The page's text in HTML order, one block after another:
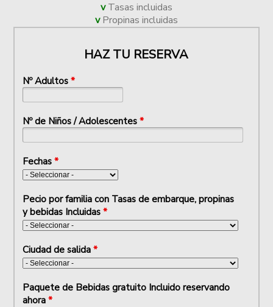
Tasas incluidas
Propinas incluidas
HAZ TU RESERVA
Nº Adultos*
Nº de Niños / Adolescentes*
Fechas*
Pecio por familia con Tasas de embarque, propinas
y bebidas Incluidas*
Ciudad de salida*
Paquete de Bebidas gratuito Incluido reservando
ahora*